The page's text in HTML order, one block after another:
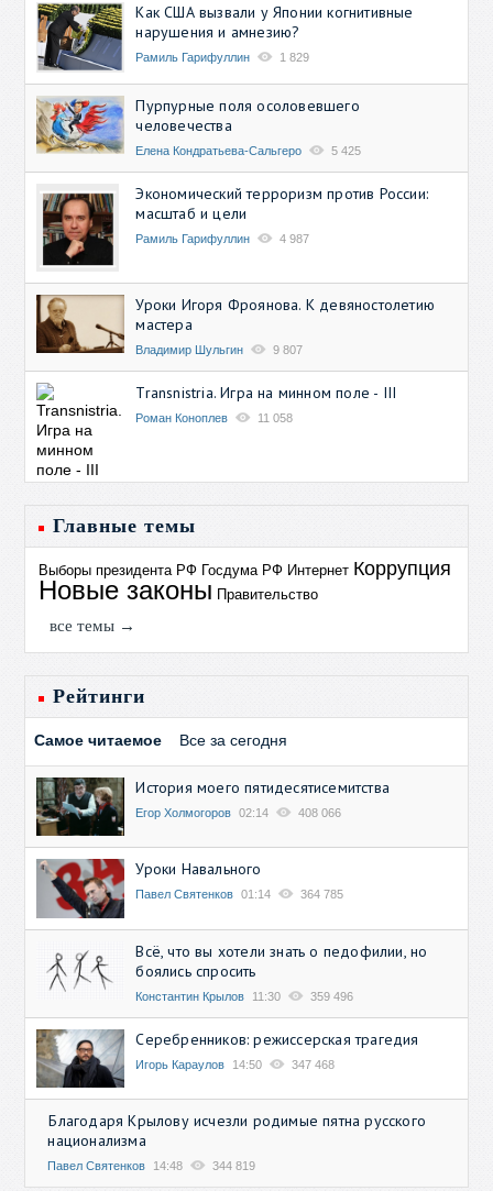
Как США вызвали у Японии когнитивные
нарушения и амнезию?
Рамиль Гарифуллин 1 829
Пурпурные поля осоловевшего
человечества
Елена Кондратьева-Сальгеро 5 425
Экономический терроризм против России:
масштаб и цели
Рамиль Гарифуллин 4 987
Уроки Игоря Фроянова. К девяностолетию
мастера
Владимир Шульгин 9 807
Transnistria. Игра на минном поле - III
Роман Коноплев 11 058
Главные темы
Выборы президента РФ Госдума РФ Интернет Коррупция
Новые законы Правительство
все темы →
Рейтинги
Самое читаемое Все за сегодня
История моего пятидесятисемитства
Егор Холмогоров 02:14 408 066
Уроки Навального
Павел Святенков 01:14 364 785
Всё, что вы хотели знать о педофилии, но
боялись спросить
Константин Крылов 11:30 359 496
Серебренников: режиссерская трагедия
Игорь Караулов 14:50 347 468
Благодаря Крылову исчезли родимые пятна русского
национализма
Павел Святенков 14:48 344 819